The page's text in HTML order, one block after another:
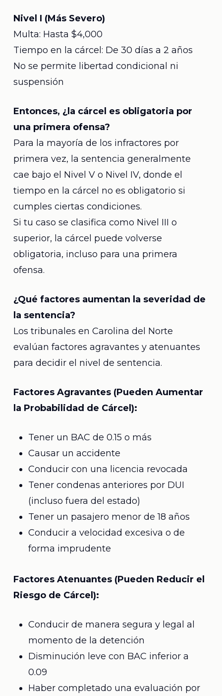
Nivel I (Más Severo)
Multa: Hasta $4,000
Tiempo en la cárcel: De 30 días a 2 años
No se permite libertad condicional ni
suspensión
Entonces, ¿la cárcel es obligatoria por
una primera ofensa?
Para la mayoría de los infractores por
primera vez, la sentencia generalmente
cae bajo el Nivel V o Nivel IV, donde el
tiempo en la cárcel no es obligatorio si
cumples ciertas condiciones.
Si tu caso se clasifica como Nivel III o
superior, la cárcel puede volverse
obligatoria, incluso para una primera
ofensa.
¿Qué factores aumentan la severidad de
la sentencia?
Los tribunales en Carolina del Norte
evalúan factores agravantes y atenuantes
para decidir el nivel de sentencia.
Factores Agravantes (Pueden Aumentar
la Probabilidad de Cárcel):
Tener un BAC de 0.15 o más
Causar un accidente
Conducir con una licencia revocada
Tener condenas anteriores por DUI
(incluso fuera del estado)
Tener un pasajero menor de 18 años
Conducir a velocidad excesiva o de
forma imprudente
Factores Atenuantes (Pueden Reducir el
Riesgo de Cárcel):
Conducir de manera segura y legal al
momento de la detención
Disminución leve con BAC inferior a
0.09
Haber completado una evaluación por